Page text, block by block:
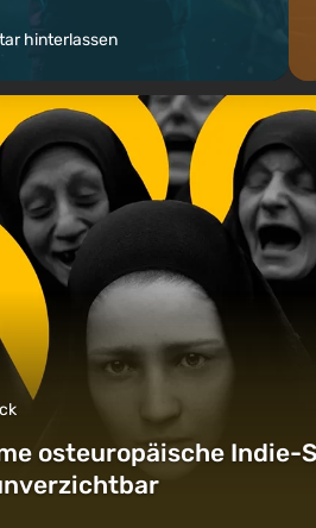
hinterlassen
osteuropäische Indie-